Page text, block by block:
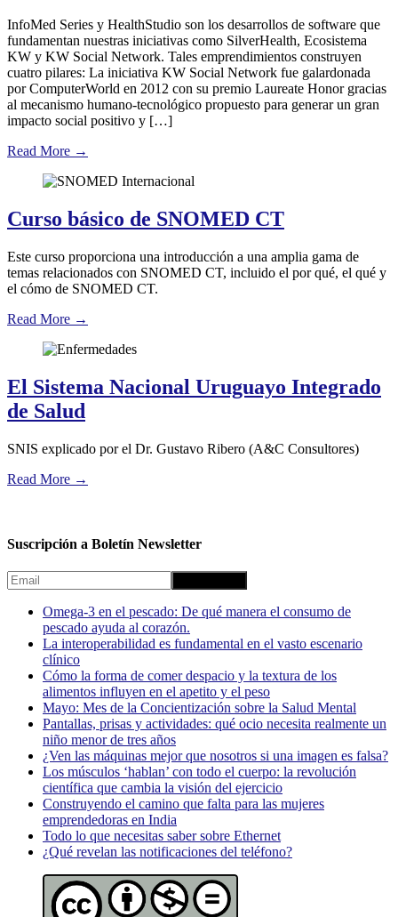
InfoMed Series y HealthStudio son los desarrollos de software que
fundamentan nuestras iniciativas como SilverHealth, Ecosistema
KW y KW Social Network. Tales emprendimientos construyen
cuatro pilares: La iniciativa KW Social Network fue galardonada
por ComputerWorld en 2012 con su premio Laureate Honor gracias
al mecanismo humano-tecnológico propuesto para generar un gran
impacto social positivo y […]
Read More →
Curso básico de SNOMED CT
Este curso proporciona una introducción a una amplia gama de
temas relacionados con SNOMED CT, incluido el por qué, el qué y
el cómo de SNOMED CT.
Read More →
El Sistema Nacional Uruguayo Integrado
de Salud
SNIS explicado por el Dr. Gustavo Ribero (A&C Consultores)
Read More →
Suscripción a Boletín Newsletter
Omega-3 en el pescado: De qué manera el consumo de
pescado ayuda al corazón.
La interoperabilidad es fundamental en el vasto escenario
clínico
Cómo la forma de comer despacio y la textura de los
alimentos influyen en el apetito y el peso
Mayo: Mes de la Concientización sobre la Salud Mental
Pantallas, prisas y actividades: qué ocio necesita realmente un
niño menor de tres años
¿Ven las máquinas mejor que nosotros si una imagen es falsa?
Los músculos ‘hablan’ con todo el cuerpo: la revolución
científica que cambia la visión del ejercicio
Construyendo el camino que falta para las mujeres
emprendedoras en India
Todo lo que necesitas saber sobre Ethernet
¿Qué revelan las notificaciones del teléfono?